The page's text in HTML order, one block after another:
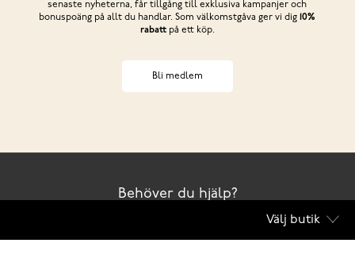
senaste nyheterna, får tillgång till exklusiva kampanjer och
bonuspoäng på allt du handlar. Som välkomstgåva ger vi dig10%
rabattpå ett köp.
Bli medlem
Behöver du hjälp?
Kontakta oss Club Solemate
Välj butik